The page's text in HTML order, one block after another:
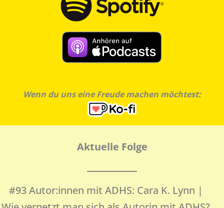
Wenn du uns eine Freude machen möchtest:
Aktuelle Folge
#93 Autor:innen mit ADHS: Cara K. Lynn |